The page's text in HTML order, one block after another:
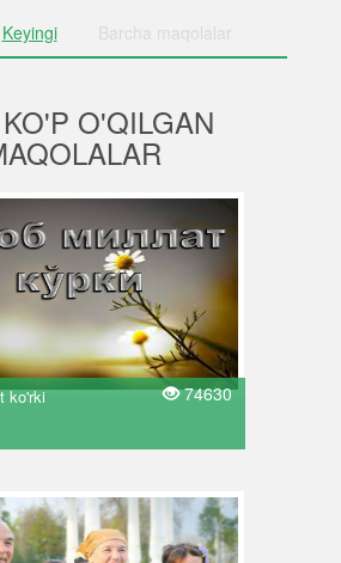
Keyingi Barcha maqolalar
O'QILGAN
ko'rki 74630